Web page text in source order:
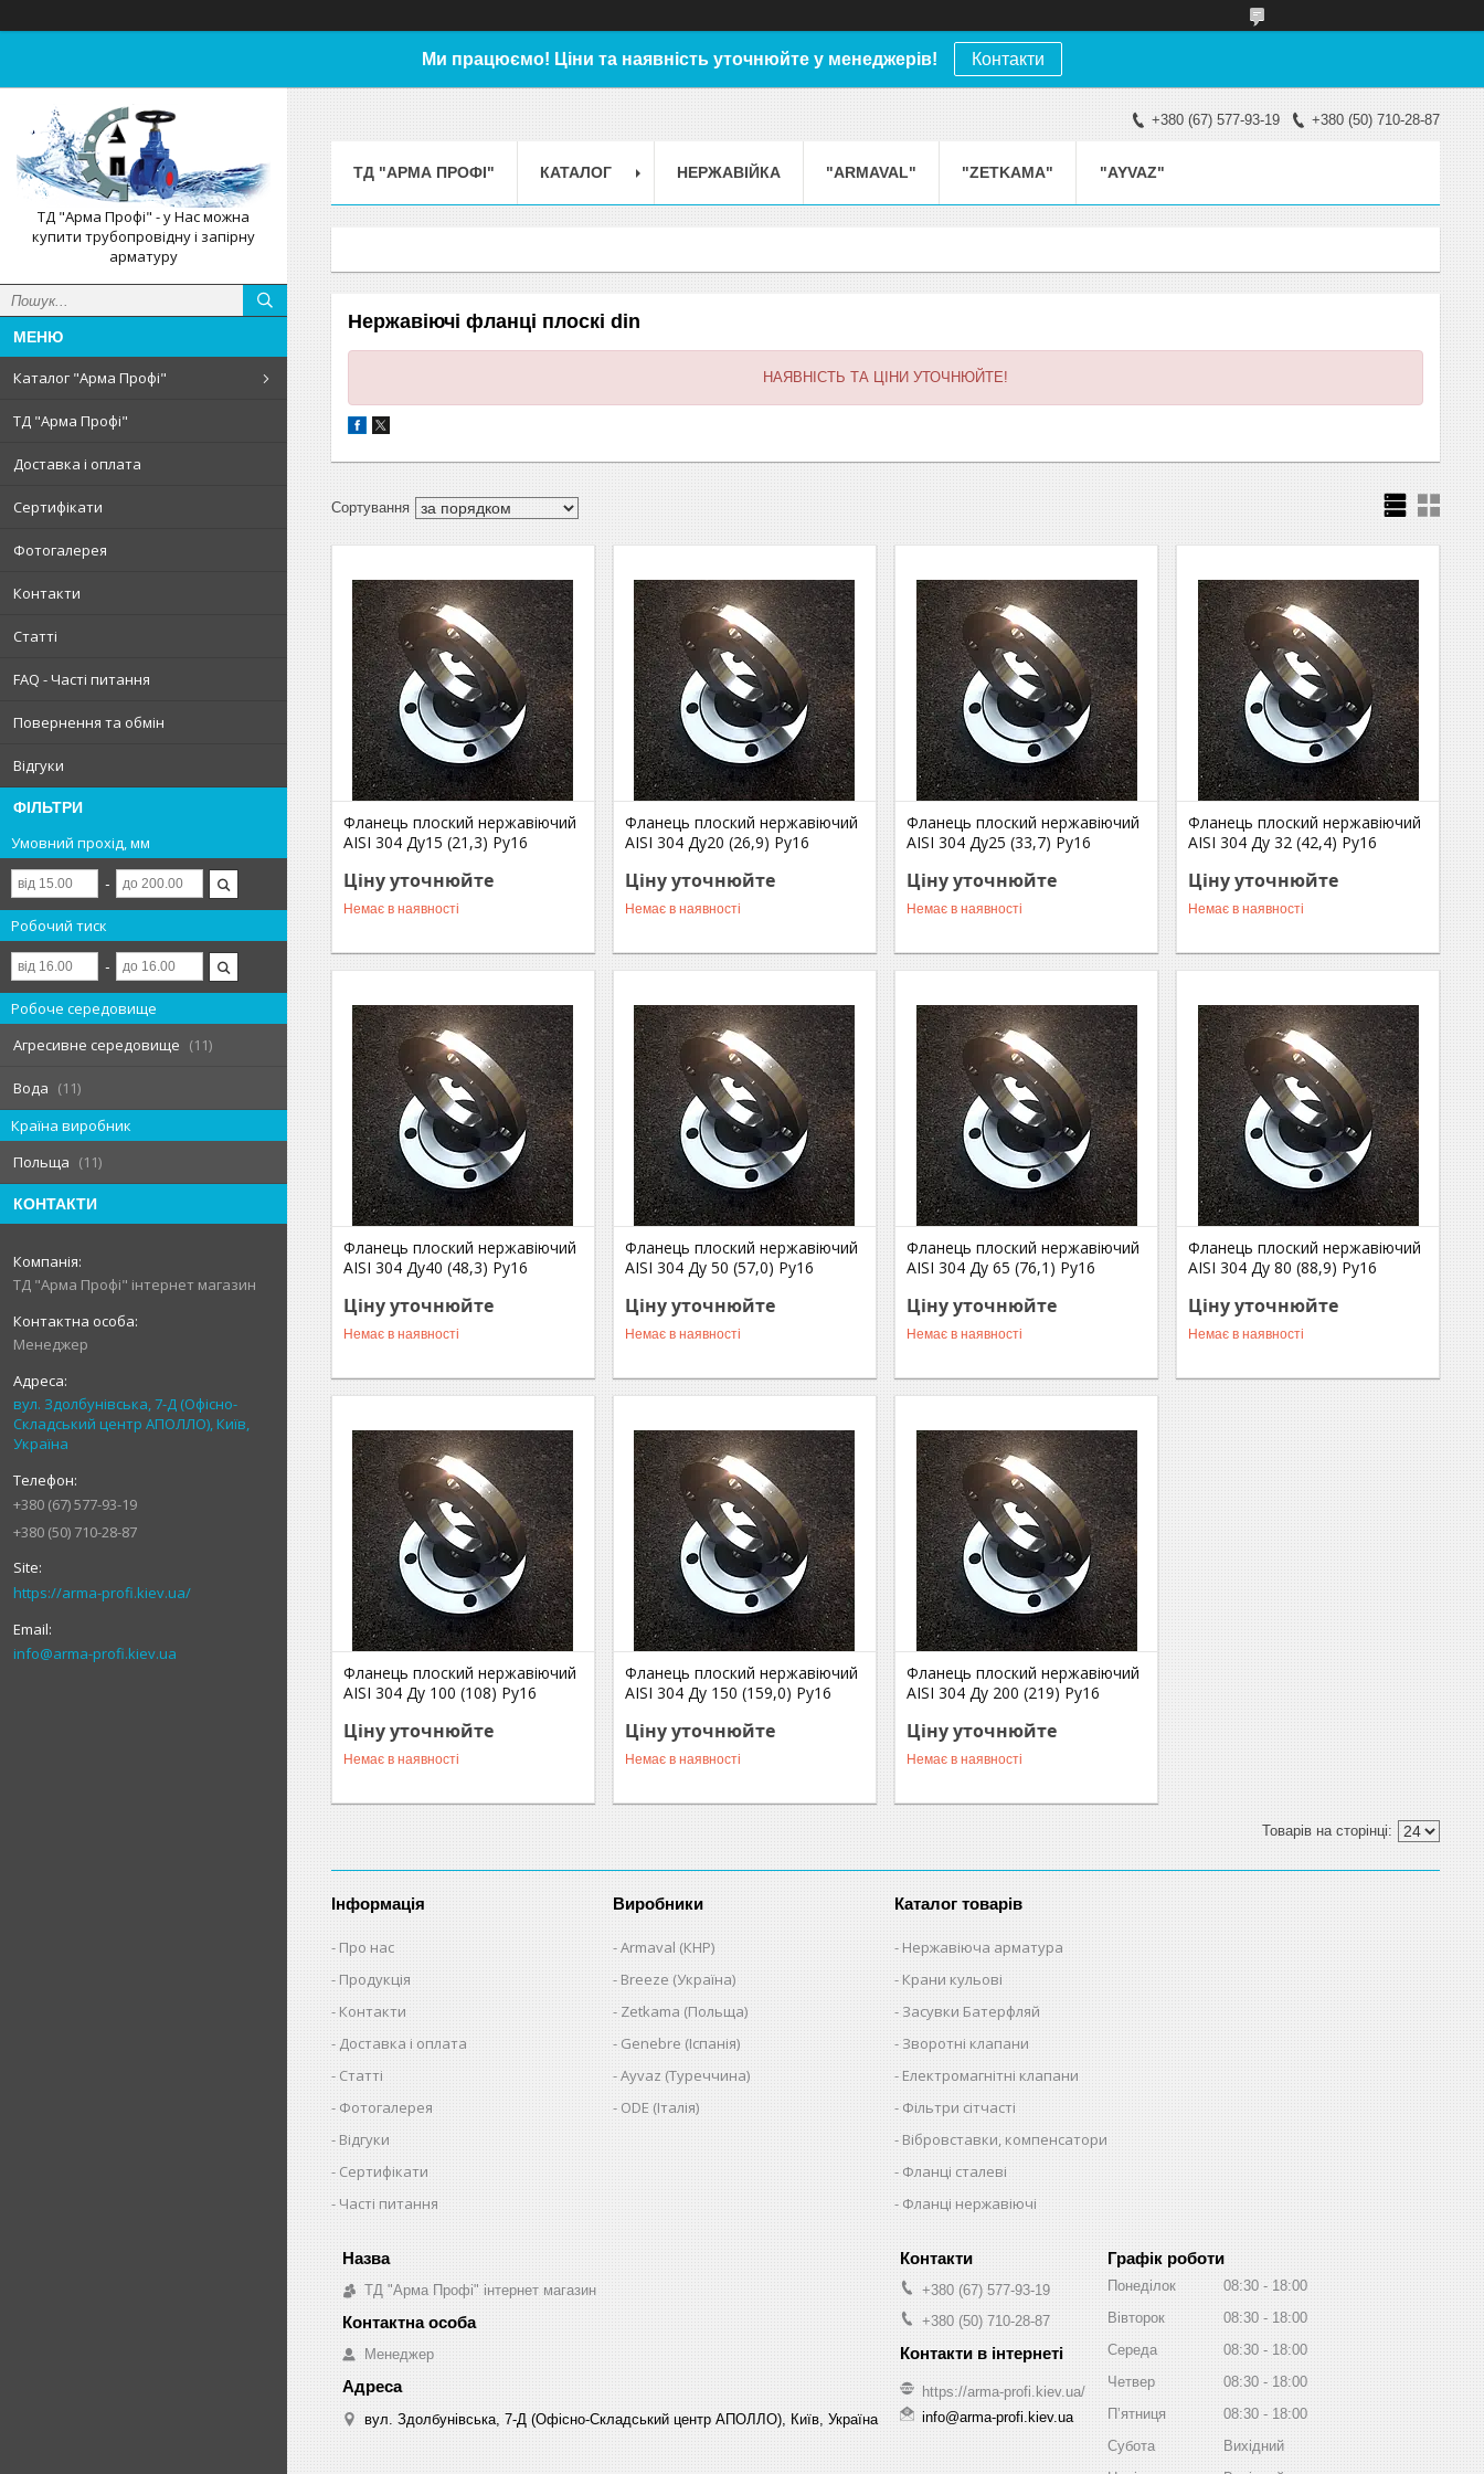
Ми працюємо! Ціни та наявність уточнюйте у менеджерів! Контакти
ТД "Арма Профі" - у Нас можна
купити трубопровідну і запірну
арматуру
Каталог "Арма Профі"
ТД "Арма Профі"
Доставка і оплата
Сертифікати
Фотогалерея
Контакти
Статті
FAQ - Часті питання
Повернення та обмін
Відгуки
ФІЛЬТРИ
Умовний прохід, мм
Робочий тиск
Робоче середовище
Агресивне середовище
11
Вода
11
Країна виробник
Польща
11
КОНТАКТИ
ТД "Арма Профі" інтернет магазин
Менеджер
вул. Здолбунівська, 7-Д (Офісно-
Складський центр АПОЛЛО), Київ,
Україна
+380 (67) 577-93-19
+380 (50) 710-28-87
https://arma-profi.kiev.ua/
info@arma-profi.kiev.ua
+380 (67) 577-93-19 +380 (50) 710-28-87
ТД "АРМА ПРОФІ" КАТАЛОГ НЕРЖАВІЙКА "ARMAVAL" "ZETKAMA" "AYVAZ"
Нержавіючі фланці плоскі din
НАЯВНІСТЬ ТА ЦІНИ УТОЧНЮЙТЕ!
Фланець плоский нержавіючий
AISI 304 Ду15 (21,3) Ру16
Ціну уточнюйте
Немає в наявності
Фланець плоский нержавіючий
AISI 304 Ду20 (26,9) Ру16
Ціну уточнюйте
Немає в наявності
Фланець плоский нержавіючий
AISI 304 Ду25 (33,7) Ру16
Ціну уточнюйте
Немає в наявності
Фланець плоский нержавіючий
AISI 304 Ду 32 (42,4) Ру16
Ціну уточнюйте
Немає в наявності
Фланець плоский нержавіючий
AISI 304 Ду40 (48,3) Ру16
Ціну уточнюйте
Немає в наявності
Фланець плоский нержавіючий
AISI 304 Ду 50 (57,0) Ру16
Ціну уточнюйте
Немає в наявності
Фланець плоский нержавіючий
AISI 304 Ду 65 (76,1) Ру16
Ціну уточнюйте
Немає в наявності
Фланець плоский нержавіючий
AISI 304 Ду 80 (88,9) Ру16
Ціну уточнюйте
Немає в наявності
Фланець плоский нержавіючий
AISI 304 Ду 100 (108) Ру16
Ціну уточнюйте
Немає в наявності
Фланець плоский нержавіючий
AISI 304 Ду 150 (159,0) Ру16
Ціну уточнюйте
Немає в наявності
Фланець плоский нержавіючий
AISI 304 Ду 200 (219) Ру16
Ціну уточнюйте
Немає в наявності
Інформація
Про нас
Продукція
Контакти
Доставка і оплата
Статті
Фотогалерея
Відгуки
Сертифікати
Часті питання
Виробники
Armaval (КНР)
Breeze (Україна)
Zetkama (Польща)
Genebre (Іспанія)
Ayvaz (Туреччина)
ODE (Італія)
Каталог товарів
Нержавіюча арматура
Крани кульові
Засувки Батерфляй
Зворотні клапани
Електромагнітні клапани
Фільтри сітчасті
Вібровставки, компенсатори
Фланці сталеві
Фланці нержавіючі
ТД "Арма Профі" інтернет магазин
Менеджер
вул. Здолбунівська, 7-Д (Офісно-Складський центр АПОЛЛО), Київ, Україна
+380 (67) 577-93-19
+380 (50) 710-28-87
https://arma-profi.kiev.ua/
info@arma-profi.kiev.ua
Графік роботи
Понеділок 08:30
18:00
Вівторок
08:30
18:00
Середа
08:30
18:00
Четвер
08:30
18:00
Пʼятниця
08:30
18:00
Субота
Вихідний